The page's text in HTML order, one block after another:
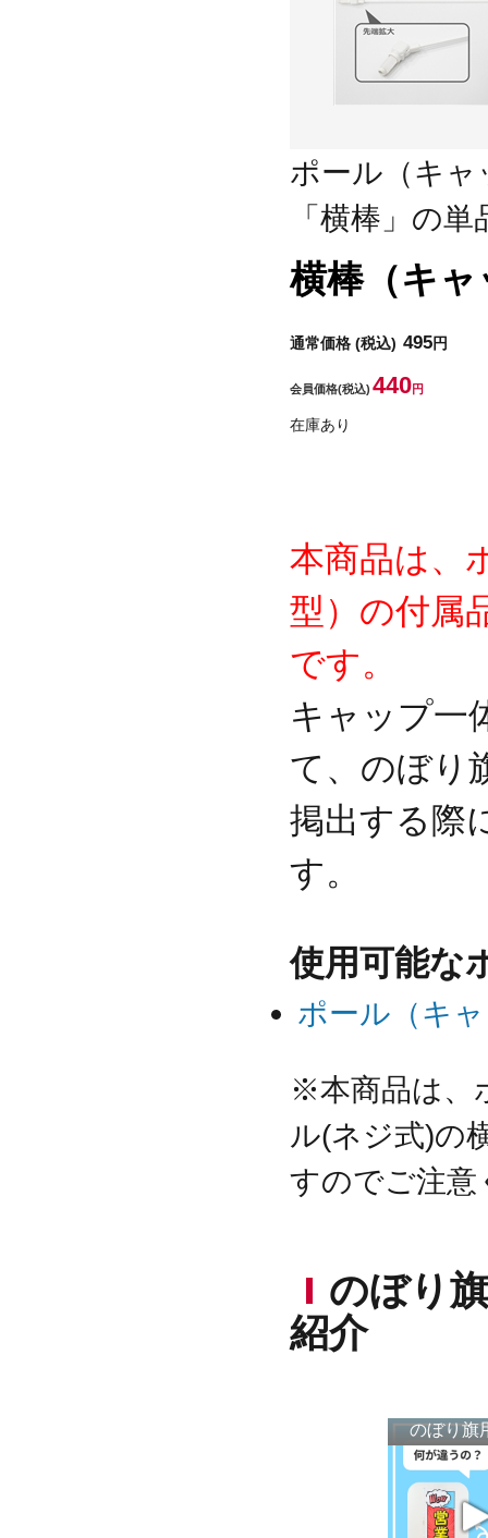
ポール（キャ
「横棒」の単
横棒（キ
通常価格 (税込) 495円
会員価格(税込) 440円
在庫あり
本商品は、
型）の付属
です。
キャップ一
て、のぼり
掲出する際
す。
使用可能な
ポール（キ
※本商品は、
ル(ネジ式)の
すのでご注意
のぼり
紹介